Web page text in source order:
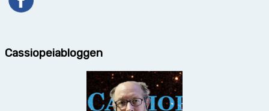
Cassiopeiabloggen